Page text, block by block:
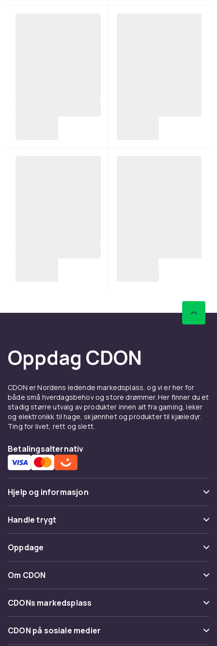
Oppdag CDON
CDON er Nordens ledende markedsplass, og vi er her for
både små hverdagsbehov og store drømmer. Her finner du et
stadig større utvalg av produkter innen alt fra gaming, leker
og elektronikk til hage, skjønnhet og produkter til kjæledyr.
Ting for livet, rett og slett.
Betalingsalternativ
Hjelp og informasjon
Vanlige spørsmål
Spor pakke
Angre & returner her
Kontakt oss
Handle trygt
Betaling
Levering
Tilbakekallinger
Oppdage
Kategorier
Varemerker
Om CDON
Om oss
Kundeanmeldelser
Jobbe på CDON
CDONs markedsplass
Merchant Help Center
CDON på sosiale medier